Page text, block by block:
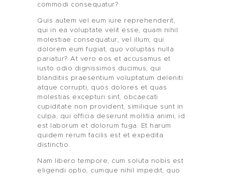
commodi consequatur?
Quis autem vel eum iure reprehenderit,
qui in ea voluptate velit esse, quam nihil
molestiae consequatur, vel illum, qui
dolorem eum fugiat, quo voluptas nulla
pariatur? At vero eos et accusamus et
iusto odio dignissimos ducimus, qui
blanditiis praesentium voluptatum deleniti
atque corrupti, quos dolores et quas
molestias excepturi sint, obcaecati
cupiditate non provident, similique sunt in
culpa, qui officia deserunt mollitia animi, id
est laborum et dolorum fuga. Et harum
quidem rerum facilis est et expedita
distinctio.
Nam libero tempore, cum soluta nobis est
eligendi optio, cumque nihil impedit, quo